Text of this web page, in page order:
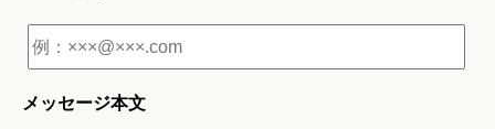
メッセージ本文